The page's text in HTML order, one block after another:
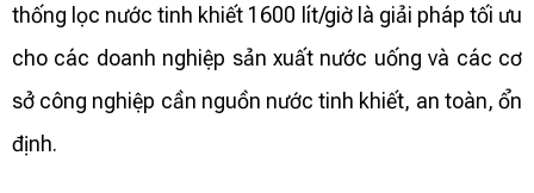
thống lọc nước tinh khiết 1600 lít/giờ là giải pháp tối ưu
cho các doanh nghiệp sản xuất nước uống và các cơ
sở công nghiệp cần nguồn nước tinh khiết, an toàn, ổn
định.